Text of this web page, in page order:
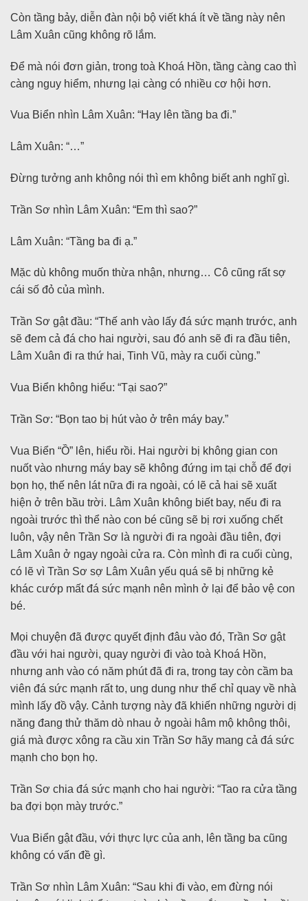
Còn tầng bảy, diễn đàn nội bộ viết khá ít về tầng này nên
Lâm Xuân cũng không rõ lắm.
Để mà nói đơn giản, trong toà Khoá Hồn, tầng càng cao thì
càng nguy hiểm, nhưng lại càng có nhiều cơ hội hơn.
Vua Biển nhìn Lâm Xuân: “Hay lên tầng ba đi.”
Lâm Xuân: “…”
Đừng tưởng anh không nói thì em không biết anh nghĩ gì.
Trần Sơ nhìn Lâm Xuân: “Em thì sao?”
Lâm Xuân: “Tầng ba đi ạ.”
Mặc dù không muốn thừa nhận, nhưng… Cô cũng rất sợ
cái số đỏ của mình.
Trần Sơ gật đầu: “Thế anh vào lấy đá sức mạnh trước, anh
sẽ đem cả đá cho hai người, sau đó anh sẽ đi ra đầu tiên,
Lâm Xuân đi ra thứ hai, Tinh Vũ, mày ra cuối cùng.”
Vua Biển không hiểu: “Tại sao?”
Trần Sơ: “Bọn tao bị hút vào ở trên máy bay.”
Vua Biển “Ồ” lên, hiểu rồi. Hai người bị không gian con
nuốt vào nhưng máy bay sẽ không đứng im tại chỗ để đợi
bọn họ, thế nên lát nữa đi ra ngoài, có lẽ cả hai sẽ xuất
hiện ở trên bầu trời. Lâm Xuân không biết bay, nếu đi ra
ngoài trước thì thể nào con bé cũng sẽ bị rơi xuống chết
luôn, vậy nên Trần Sơ là người đi ra ngoài đầu tiên, đợi
Lâm Xuân ở ngay ngoài cửa ra. Còn mình đi ra cuối cùng,
có lẽ vì Trần Sơ sợ Lâm Xuân yếu quá sẽ bị những kẻ
khác cướp mất đá sức mạnh nên mình ở lại để bảo vệ con
bé.
Mọi chuyện đã được quyết định đâu vào đó, Trần Sơ gật
đầu với hai người, quay người đi vào toà Khoá Hồn,
nhưng anh vào có năm phút đã đi ra, trong tay còn cầm ba
viên đá sức mạnh rất to, ung dung như thể chỉ quay về nhà
mình lấy đồ vậy. Cảnh tượng này đã khiến những người dị
năng đang thử thăm dò nhau ở ngoài hâm mộ không thôi,
giá mà được xông ra cầu xin Trần Sơ hãy mang cả đá sức
mạnh cho bọn họ.
Trần Sơ chia đá sức mạnh cho hai người: “Tao ra cửa tầng
ba đợi bọn mày trước.”
Vua Biển gật đầu, với thực lực của anh, lên tầng ba cũng
không có vấn đề gì.
Trần Sơ nhìn Lâm Xuân: “Sau khi đi vào, em đừng nói